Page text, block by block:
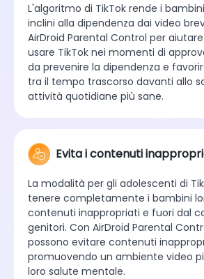
L'algoritmo di TikTok rende i
inclini alla dipendenza dai video
AirDroid Parental Control per
usare TikTok nei momenti di
da prevenire la dipendenza e
tra il tempo trascorso davanti allo
attività quotidiane più sane.
Evita i contenuti
La modalità per gli adolescenti di
tenere completamente i bambini
contenuti inappropriati e fuori dal
genitori. Con AirDroid Parental
possono evitare contenuti
promuovendo un ambiente video
loro salute mentale.